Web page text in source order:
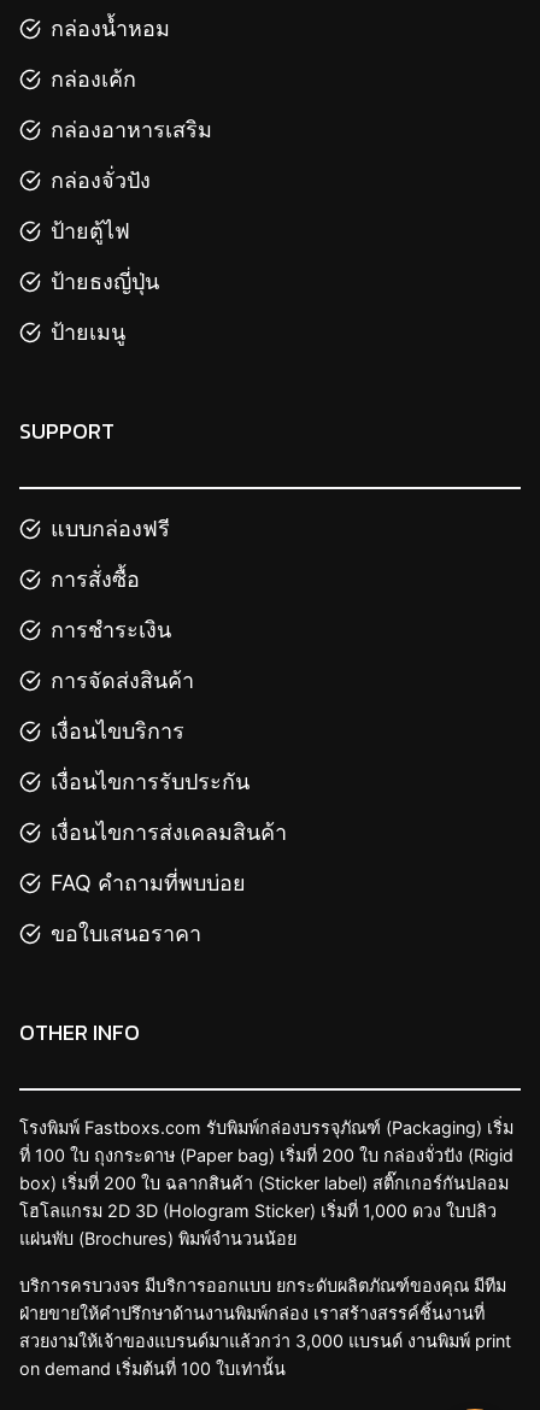
กล่องน้ำหอม
กล่องเค้ก
กล่องอาหารเสริม
กล่องจั่วปัง
ป้ายตู้ไฟ
ป้ายธงญี่ปุ่น
ป้ายเมนู
SUPPORT
แบบกล่องฟรี
การสั่งซื้อ
การชำระเงิน
การจัดส่งสินค้า
เงื่อนไขบริการ
เงื่อนไขการรับประกัน
เงื่อนไขการส่งเคลมสินค้า
FAQ คำถามที่พบบ่อย
ขอใบเสนอราคา
OTHER INFO
โรงพิมพ์ Fastboxs.com รับพิมพ์กล่องบรรจุภัณฑ์ (Packaging) เริ่ม
ที่ 100 ใบ ถุงกระดาษ (Paper bag) เริ่มที่ 200 ใบ กล่องจั่วปัง (Rigid
box) เริ่มที่ 200 ใบ ฉลากสินค้า (Sticker label) สติ๊กเกอร์กันปลอม
โฮโลแกรม 2D 3D (Hologram Sticker) เริ่มที่ 1,000 ดวง ใบปลิว
แผ่นพับ (Brochures) พิมพ์จำนวนน้อย
บริการครบวงจร มีบริการออกแบบ ยกระดับผลิตภัณฑ์ของคุณ มีทีม
ฝ่ายขายให้คำปรึกษาด้านงานพิมพ์กล่อง เราสร้างสรรค์ชิ้นงานที่
สวยงามให้เจ้าของแบรนด์มาแล้วกว่า 3,000 แบรนด์ งานพิมพ์ print
on demand เริ่มต้นที่ 100 ใบเท่านั้น